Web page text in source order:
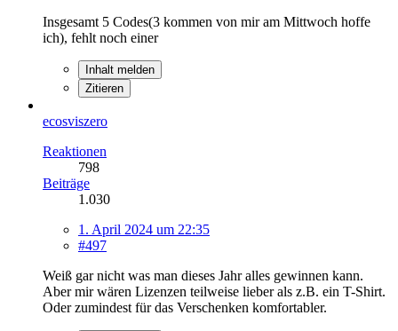
Insgesamt 5 Codes(3 kommen von mir am Mittwoch hoffe
ich), fehlt noch einer
Inhalt melden
Zitieren
ecosviszero
Reaktionen
798
Beiträge
1.030
1. April 2024 um 22:35
#497
Weiß gar nicht was man dieses Jahr alles gewinnen kann.
Aber mir wären Lizenzen teilweise lieber als z.B. ein T-Shirt.
Oder zumindest für das Verschenken komfortabler.